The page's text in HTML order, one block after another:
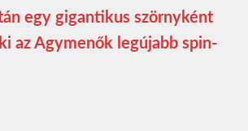
egy gigantikus szörnyként
az Agymenők legújabb spin-